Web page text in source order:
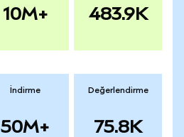
10M+ 483.9K
İndirme
50M+
Değerlendirme
75.8K